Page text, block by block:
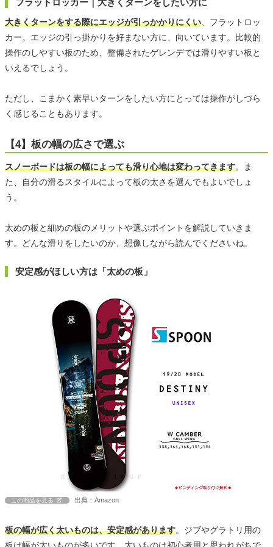
大きくターンをする際にエッジが引っかかりにくい 、フラットロッ
カー。エッジの引っ掛かりを好まない方に、向いています。比較的
操作のしやすい板のため、整備されたゲレンデでは滑りやすい板と
いえるでしょう。
ただし、こまかく素早いターンをしたい方にとっては操作がしづら
く感じることもあります。
【4】板の幅の広さで選ぶ
スノーボードは板の幅によっても滑り心地は変わってきます。ま
た、自分の滑るスタイルによって板の太さを選んでもよいでしょ
う。
太めの板と細めの板のメリットや選ぶポイントを解説していきま
す。どんな滑りをしたいのか、想像しながら読んでくださいね。
安定感がほしい方は「太めの板」
この商品を見る 出典：Amazon
板の幅が広く太いものは、安定感があります。ジブやグラトリ用の
板は幅が太いものが多いです。太いものは初心者用と思われがちで